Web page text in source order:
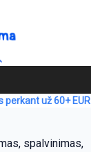
už 60+ EUR
spalvinimas,